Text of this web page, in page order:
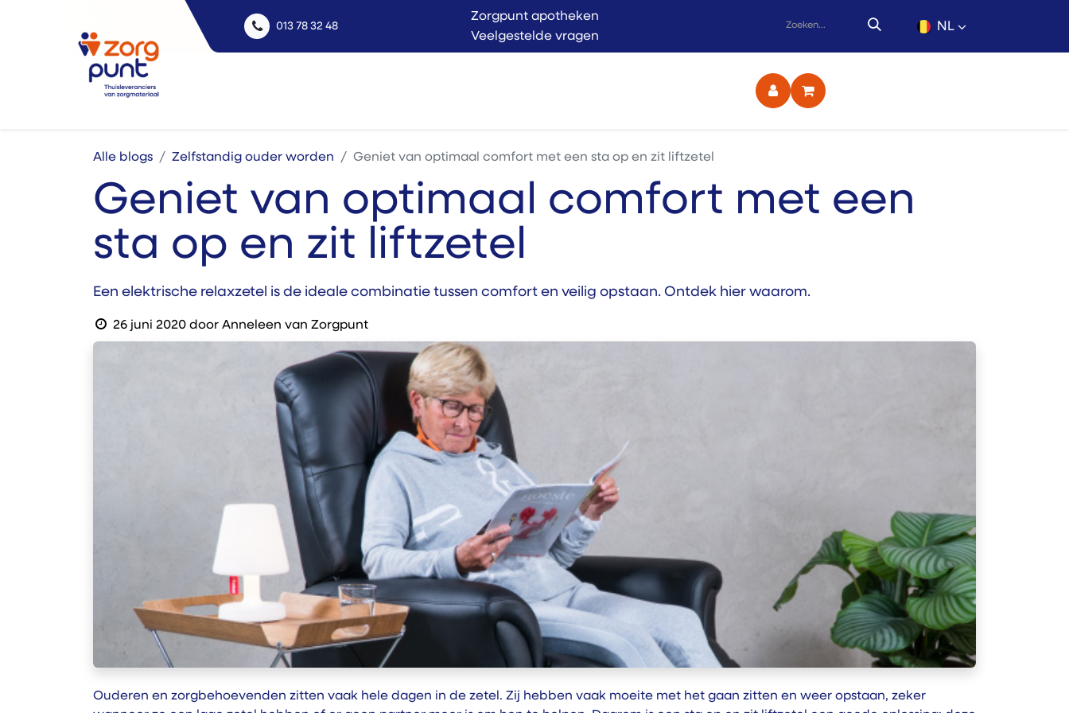
013 78 32 48
Zorgpunt apotheken
Veelgestelde vragen
NL
Alle blogs Zelfstandig ouder worden Geniet van optimaal comfort met een sta op en zit liftzetel
Geniet van optimaal comfort met een
sta op en zit liftzetel
Een elektrische relaxzetel is de ideale combinatie tussen comfort en veilig opstaan. Ontdek hier waarom.
26 juni 2020 door Anneleen van Zorgpunt
Ouderen en zorgbehoevenden zitten vaak hele dagen in de zetel. Zij hebben vaak moeite met het gaan zitten en weer opstaan, zeker